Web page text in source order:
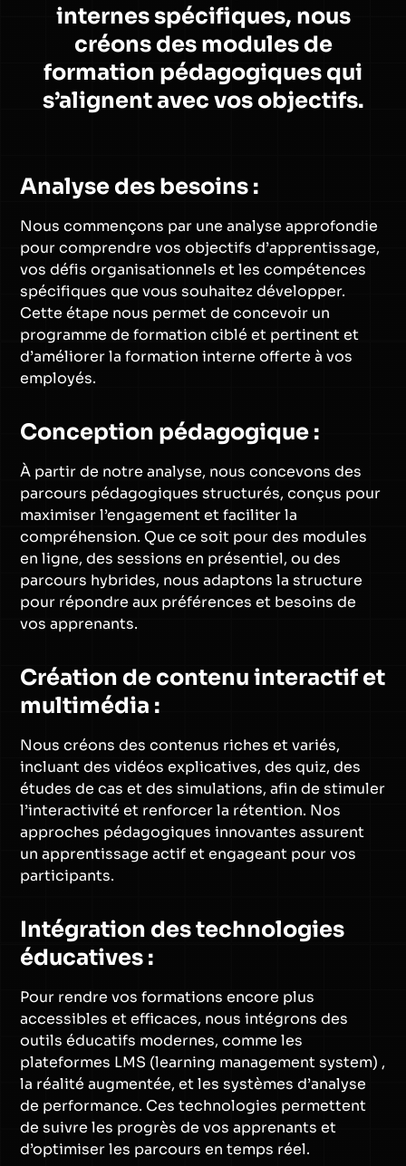
internes spécifiques, nous
créons des modules de
formation pédagogiques qui
s’alignent avec vos objectifs.
Analyse des besoins :
Nous commençons par une analyse approfondie
pour comprendre vos objectifs d’apprentissage,
vos défis organisationnels et les compétences
spécifiques que vous souhaitez développer.
Cette étape nous permet de concevoir un
programme de formation ciblé et pertinent et
d’améliorer la formation interne offerte à vos
employés.
Conception pédagogique :
À partir de notre analyse, nous concevons des
parcours pédagogiques structurés, conçus pour
maximiser l’engagement et faciliter la
compréhension. Que ce soit pour des modules
en ligne, des sessions en présentiel, ou des
parcours hybrides, nous adaptons la structure
pour répondre aux préférences et besoins de
vos apprenants.
Création de contenu interactif et
multimédia :
Nous créons des contenus riches et variés,
incluant des vidéos explicatives, des quiz, des
études de cas et des simulations, afin de stimuler
l’interactivité et renforcer la rétention. Nos
approches pédagogiques innovantes assurent
un apprentissage actif et engageant pour vos
participants.
Intégration des technologies
éducatives :
Pour rendre vos formations encore plus
accessibles et efficaces, nous intégrons des
outils éducatifs modernes, comme les
plateformes LMS (learning management system) ,
la réalité augmentée, et les systèmes d’analyse
de performance. Ces technologies permettent
de suivre les progrès de vos apprenants et
d’optimiser les parcours en temps réel.